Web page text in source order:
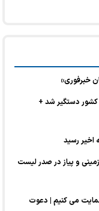
خبرفوری»
دستگیر شد +
و پیاز در صدر لیست
حمایت می کنیم | دعوت